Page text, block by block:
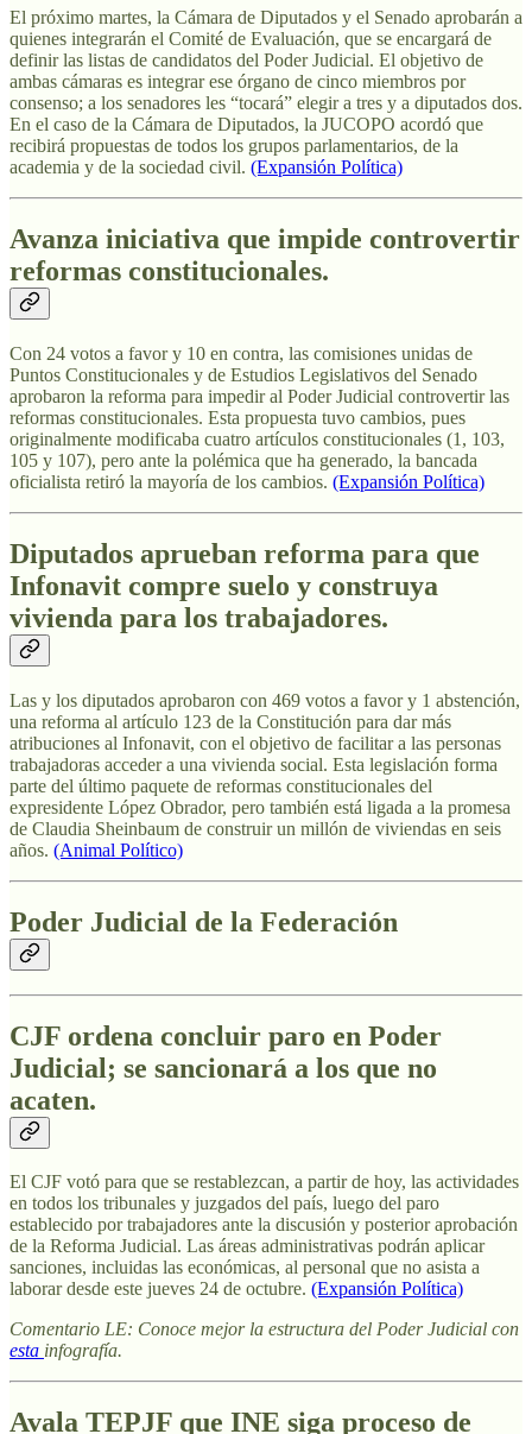
El próximo martes, la Cámara de Diputados y el Senado aprobarán a
quienes integrarán el Comité de Evaluación, que se encargará de
definir las listas de candidatos del Poder Judicial. El objetivo de
ambas cámaras es integrar ese órgano de cinco miembros por
consenso; a los senadores les “tocará” elegir a tres y a diputados dos.
En el caso de la Cámara de Diputados, la JUCOPO acordó que
recibirá propuestas de todos los grupos parlamentarios, de la
academia y de la sociedad civil. (Expansión Política)
Avanza iniciativa que impide controvertir
reformas constitucionales.
Con 24 votos a favor y 10 en contra, las comisiones unidas de
Puntos Constitucionales y de Estudios Legislativos del Senado
aprobaron la reforma para impedir al Poder Judicial controvertir las
reformas constitucionales. Esta propuesta tuvo cambios, pues
originalmente modificaba cuatro artículos constitucionales (1, 103,
105 y 107), pero ante la polémica que ha generado, la bancada
oficialista retiró la mayoría de los cambios. (Expansión Política)
Diputados aprueban reforma para que
Infonavit compre suelo y construya
vivienda para los trabajadores.
Las y los diputados aprobaron con 469 votos a favor y 1 abstención,
una reforma al artículo 123 de la Constitución para dar más
atribuciones al Infonavit, con el objetivo de facilitar a las personas
trabajadoras acceder a una vivienda social. Esta legislación forma
parte del último paquete de reformas constitucionales del
expresidente López Obrador, pero también está ligada a la promesa
de Claudia Sheinbaum de construir un millón de viviendas en seis
años. (Animal Político)
Poder Judicial de la Federación
CJF ordena concluir paro en Poder
Judicial; se sancionará a los que no
acaten.
El CJF votó para que se restablezcan, a partir de hoy, las actividades
en todos los tribunales y juzgados del país, luego del paro
establecido por trabajadores ante la discusión y posterior aprobación
de la Reforma Judicial. Las áreas administrativas podrán aplicar
sanciones, incluidas las económicas, al personal que no asista a
laborar desde este jueves 24 de octubre. (Expansión Política)
Comentario LE: Conoce mejor la estructura del Poder Judicial con
esta infografía.
Avala TEPJF que INE siga proceso de